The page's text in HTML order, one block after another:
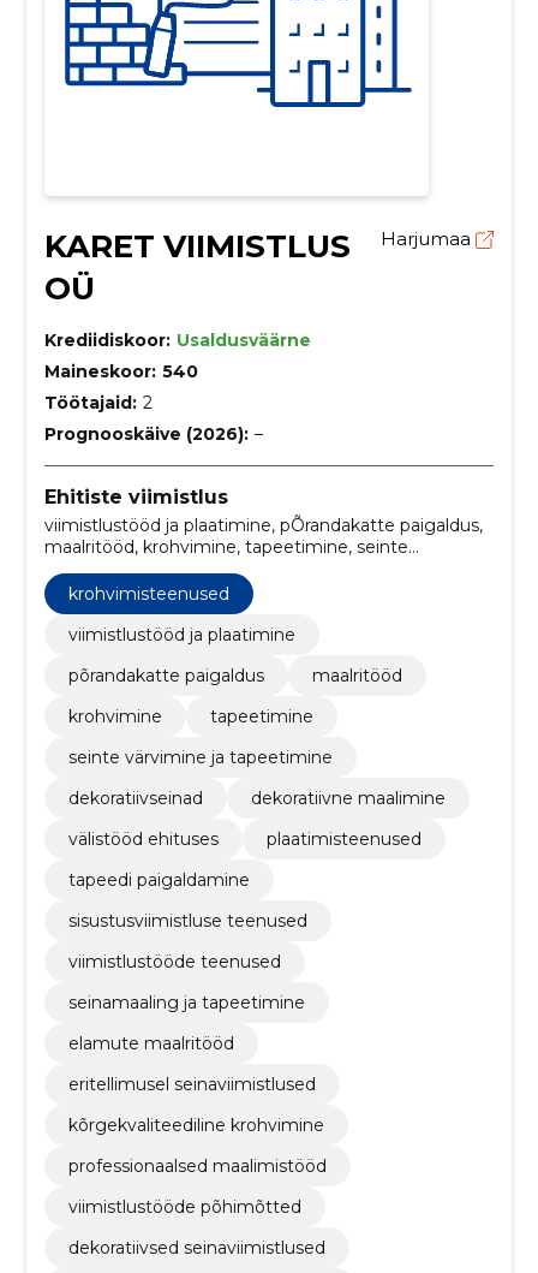
KARET VIIMISTLUS
OÜ
Harjumaa
Krediidiskoor: Usaldusväärne
Maineskoor: 540
Töötajaid: 2
Prognooskäive (2026): –
Ehitiste viimistlus
viimistlustööd ja plaatimine, pÕrandakatte paigaldus,
maalritööd, krohvimine, tapeetimine, seinte
värvimine ja tapeetimine, dekoratiivseinad,
dekoratiivne maalimine, välistööd ehituses,
plaatimisteenused
krohvimisteenused
viimistlustööd ja plaatimine
põrandakatte paigaldus
maalritööd
krohvimine
tapeetimine
seinte värvimine ja tapeetimine
dekoratiivseinad
dekoratiivne maalimine
välistööd ehituses
plaatimisteenused
tapeedi paigaldamine
sisustusviimistluse teenused
viimistlustööde teenused
seinamaaling ja tapeetimine
elamute maalritööd
eritellimusel seinaviimistlused
kõrgekvaliteediline krohvimine
professionaalsed maalimistööd
viimistlustööde põhimõtted
dekoratiivsed seinaviimistlused